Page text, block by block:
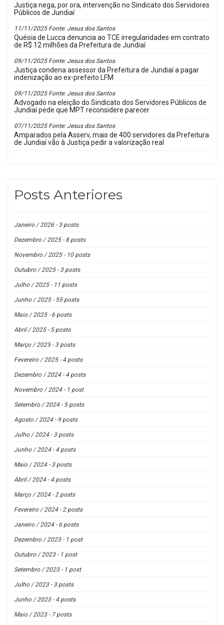
Justiça nega, por ora, intervenção no Sindicato dos Servidores
Públicos de Jundiaí
11/11/2025 Fonte: Jesus dos Santos
Quésia de Lucca denuncia ao TCE irregularidades em contrato
de R$ 12 milhões da Prefeitura de Jundiaí
09/11/2025 Fonte: Jesus dos Santos
Justiça condena assessor da Prefeitura de Jundiaí a pagar
indenização ao ex-prefeito LFM
09/11/2025 Fonte: Jesus dos Santos
Advogado na eleição do Sindicato dos Servidores Públicos de
Jundiaí pede que MPT reconsidere parecer
07/11/2025 Fonte: Jesus dos Santos
Amparados pela Asserv, mais de 400 servidores da Prefeitura
de Jundiaí vão à Justiça pedir a valorização real
Posts Anteriores
Janeiro / 2026 - 3 posts
Dezembro / 2025 - 8 posts
Novembro / 2025 - 10 posts
Outubro / 2025 - 3 posts
Julho / 2025 - 11 posts
Junho / 2025 - 55 posts
Maio / 2025 - 6 posts
Abril / 2025 - 5 posts
Março / 2025 - 3 posts
Fevereiro / 2025 - 4 posts
Dezembro / 2024 - 4 posts
Novembro / 2024 - 1 post
Setembro / 2024 - 5 posts
Agosto / 2024 - 9 posts
Julho / 2024 - 3 posts
Junho / 2024 - 4 posts
Maio / 2024 - 3 posts
Abril / 2024 - 4 posts
Março / 2024 - 2 posts
Fevereiro / 2024 - 2 posts
Janeiro / 2024 - 6 posts
Dezembro / 2023 - 1 post
Outubro / 2023 - 1 post
Setembro / 2023 - 1 post
Julho / 2023 - 3 posts
Junho / 2023 - 4 posts
Maio / 2023 - 7 posts